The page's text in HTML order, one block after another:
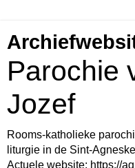
Parochie
Jozef
Rooms-katholieke
liturgie in de Sint-
Actuele website: https://